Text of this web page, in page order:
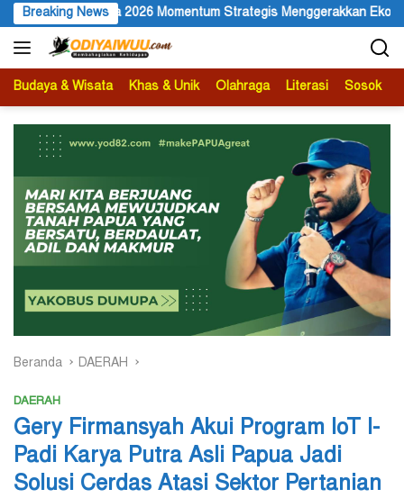
Langsung
ke
konten
Breaking News
Menggerakkan Ekonomi Warga Membuka Omnisida
Budaya & Wisata Khas & Unik Olahraga Literasi Sosok
Beranda DAERAH
DAERAH
Gery Firmansyah Akui Program IoT I-
Padi Karya Putra Asli Papua Jadi
Solusi Cerdas Atasi Sektor Pertanian